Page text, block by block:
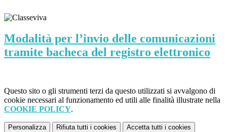
Modalità per l’invio delle comunicazioni
tramite bacheca del registro elettronico
Questo sito o gli strumenti terzi da questo utilizzati si avvalgono di
cookie necessari al funzionamento ed utili alle finalità illustrate nella
COOKIE POLICY.
Personalizza Rifiuta tutti i cookies Accetta tutti i cookies